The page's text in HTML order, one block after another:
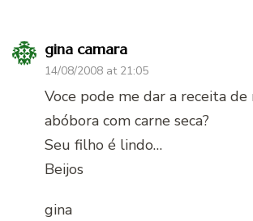
gina camara
14/08/2008 at 21:05
Voce pode me dar a receita
abóbora com carne seca?
Seu filho é lindo…
Beijos
gina